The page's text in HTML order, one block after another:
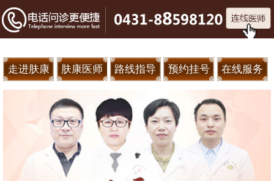
走进肤康 肤康医师 路线指导 预约挂号 在线服务